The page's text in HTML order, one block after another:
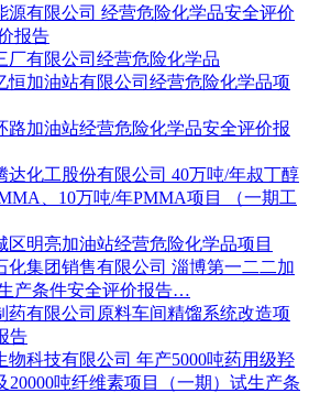
源有限公司 经营危险化学品安全评价
报告
厂有限公司经营危险化学品
恒加油站有限公司经营危险化学品项
路加油站经营危险化学品安全评价报
达化工股份有限公司 40万吨/年叔丁醇
、10万吨/年PMMA项目 （一期工
区明亮加油站经营危险化学品项目
化集团销售有限公司 淄博第一二二加
产条件安全评价报告…
药有限公司原料车间精馏系统改造项
告
物科技有限公司 年产5000吨药用级羟
20000吨纤维素项目（一期）试生产条